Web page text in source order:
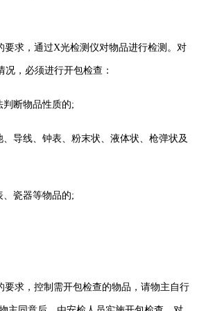
要求，通过X光检测仪对物品进行检测。对
，必须进行开包检查：
判断物品性质的;
、导线、钟表、粉末状、液体状、枪弹状及
、瓷器等物品的;
要求，控制需开包检查的物品，请物主自行